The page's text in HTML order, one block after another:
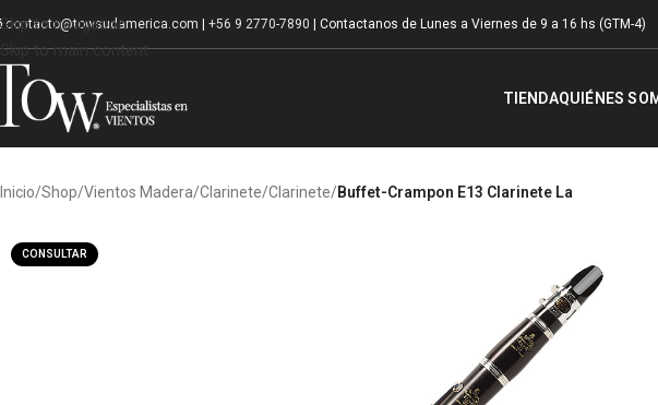
Skip to navigation
Skip to main content
contacto@towsudamerica.com +56 9 2770-7890 | Contactanos de Lunes a Viernes de 9 a 16 hs (GTM-4)
TIENDAQUIÉNES
Inicio/Shop/Vientos Madera/Clarinete/Clarinete/Buffet-Crampon E13 Clarinete La
CONSULTAR